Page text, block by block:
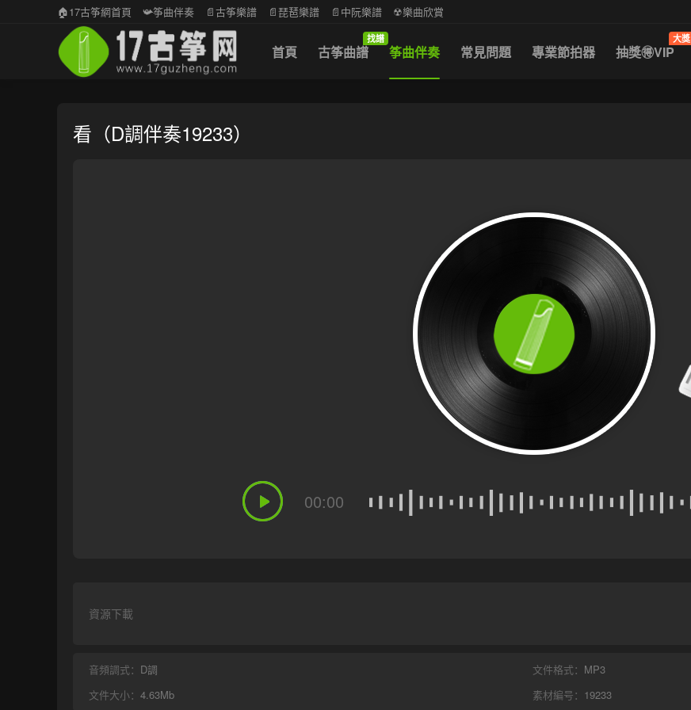
首頁 古筝曲譜
找譜
筝曲伴奏 常見問題 專業節拍器 抽獎🉐VIP
大獎
🏠17古筝網首頁 📯筝曲伴奏 📄古筝樂譜 📄琵琶樂譜 📄中阮樂譜 ☢樂曲欣賞
看（D調伴奏19233）
00:00
資源下載
音頻調式： D調 文件格式： MP3
文件大小： 4.63Mb 素材編号： 19233